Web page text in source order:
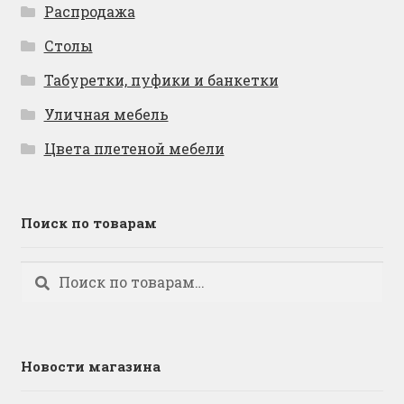
Распродажа
Столы
Табуретки, пуфики и банкетки
Уличная мебель
Цвета плетеной мебели
Поиск по товарам
Искать:
Поиск
Новости магазина